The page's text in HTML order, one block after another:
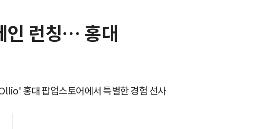
인 런칭… 홍대
홍대 팝업스토어에서 특별한 경험 선사